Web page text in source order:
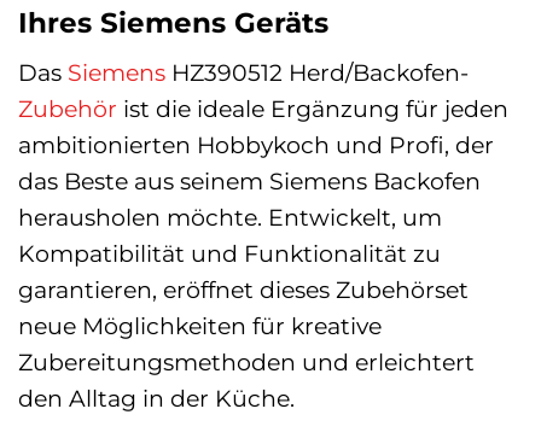
Ihres Siemens Geräts
Das Siemens HZ390512 Herd/Backofen-
Zubehör ist die ideale Ergänzung für jeden
ambitionierten Hobbykoch und Profi, der
das Beste aus seinem Siemens Backofen
herausholen möchte. Entwickelt, um
Kompatibilität und Funktionalität zu
garantieren, eröffnet dieses Zubehörset
neue Möglichkeiten für kreative
Zubereitungsmethoden und erleichtert
den Alltag in der Küche.